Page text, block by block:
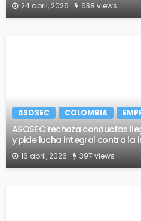
24 abril, 2026 638 views
ASOSEC COLOMBIA
ASOSEC rechaza conductas
y pide lucha integral contra la
16 abril, 2026 397 views